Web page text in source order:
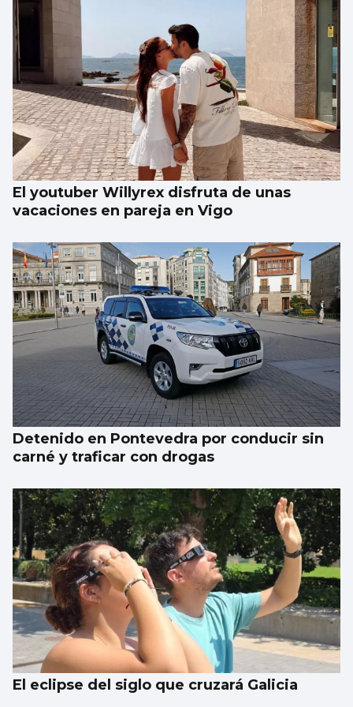
Se agrava la situación en Ceuta para
reubicar a los menores inmigrantes
El youtuber Willyrex disfruta de unas
vacaciones en pareja en Vigo
Detenido en Pontevedra por conducir sin
carné y traficar con drogas
El eclipse del siglo que cruzará Galicia